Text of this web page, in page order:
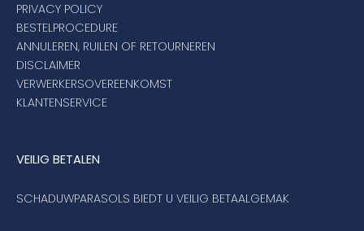
PRIVACY POLICY
BESTELPROCEDURE
ANNULEREN, RUILEN OF RETOURNEREN
DISCLAIMER
VERWERKERSOVEREENKOMST
KLANTENSERVICE
VEILIG BETALEN
SCHADUWPARASOLS BIEDT U VEILIG BETAALGEMAK